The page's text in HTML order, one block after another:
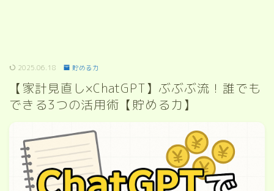
2025.06.18 貯める力
【家計見直し×ChatGPT】ぶぶぶ流！誰でも
できる3つの活用術【貯める力】